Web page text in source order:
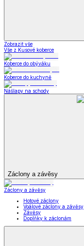
Zobrazit vše
Vše z Kusové koberce
Koberce do obýváku
Koberce do kuchyně
Nášlapy na schody
Záclony a závěsy
Záclony a závěsy
Hotové záclony
Voálové záclony a závěsy
Závěsy
Doplňky k záclonám